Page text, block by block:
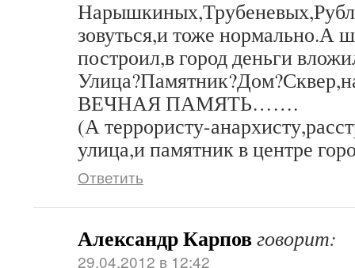
зовуться,и тоже нормально.А
построил,в город деньги
ВЕЧНАЯ ПАМЯТЬ…….
(А террористу-
улица,и памятник в центре
Ответить
Александр Карповговорит:
29.04.2012 в 12:42